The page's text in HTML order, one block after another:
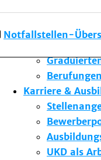
Notfallstellen-
Forschung
Studium &
Berufungen
Karriere &
UKD als